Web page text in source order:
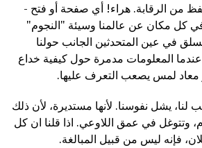
من الرقابة. هراء! أي صفحة أو فتح -
في كل مكان عن عالمنا وسيئة "النجوم"
في عين المتحدثين الجانب حولنا
المعلومات مدمرة حول كيفية خداع
معاد لمس يصعب التعرف عليها.
لنا، يشل نفوسنا. لأنها مستديرة، لأن ذلك
وتتوغل في عمق اللاوعي. اذا قلنا ان كل
فإنه ليس من قبيل المبالغة.